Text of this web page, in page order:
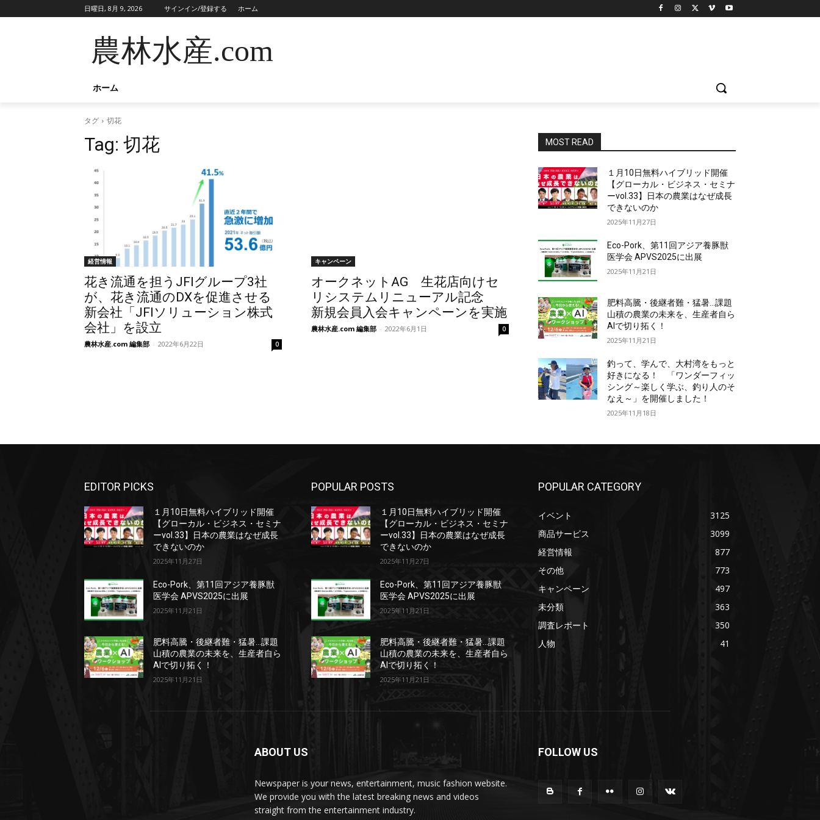
日曜日, 8月 9, 2026 サインイン/登録する ホーム
農林水産.com
ホーム
タグ 切花
Tag: 切花
経営情報
花き流通を担うJFIグループ3社
が、花き流通のDXを促進させる
新会社「JFIソリューション株式
会社」を設立
農林水産.com 編集部 - 2022年6月22日 0
キャンペーン
オークネットAG 生花店向けセ
リシステムリニューアル記念
新規会員入会キャンペーンを実施
農林水産.com 編集部 - 2022年6月1日 0
MOST READ
１月10日無料ハイブリッド開催
【グローカル・ビジネス・セミナ
ーvol.33】日本の農業はなぜ成長
できないのか
2025年11月27日
Eco-Pork、第11回アジア養豚獣
医学会 APVS2025に出展
2025年11月21日
肥料高騰・後継者難・猛暑…課題
山積の農業の未来を、生産者自ら
AIで切り拓く！
2025年11月21日
釣って、学んで、大村湾をもっと
好きになる！ 「ワンダーフィッ
シング～楽しく学ぶ、釣り人のそ
なえ～」を開催しました！
2025年11月18日
EDITOR PICKS
１月10日無料ハイブリッド開催
【グローカル・ビジネス・セミナ
ーvol.33】日本の農業はなぜ成長
できないのか
2025年11月27日
Eco-Pork、第11回アジア養豚獣
医学会 APVS2025に出展
2025年11月21日
肥料高騰・後継者難・猛暑…課題
山積の農業の未来を、生産者自ら
AIで切り拓く！
2025年11月21日
POPULAR POSTS
１月10日無料ハイブリッド開催
【グローカル・ビジネス・セミナ
ーvol.33】日本の農業はなぜ成長
できないのか
2025年11月27日
Eco-Pork、第11回アジア養豚獣
医学会 APVS2025に出展
2025年11月21日
肥料高騰・後継者難・猛暑…課題
山積の農業の未来を、生産者自ら
AIで切り拓く！
2025年11月21日
POPULAR CATEGORY
イベント
3125
商品サービス
3099
経営情報
877
その他
773
キャンペーン
497
未分類
363
調査レポート
350
人物
41
ABOUT US
Newspaper is your news, entertainment, music fashion website.
We provide you with the latest breaking news and videos
straight from the entertainment industry.
FOLLOW US